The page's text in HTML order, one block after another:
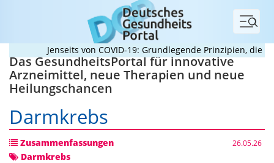
Menü
Jenseits von COVID-19: Grundlegende Prinzipien, die
Das GesundheitsPortal für innovative
Arzneimittel, neue Therapien und neue
Heilungschancen
Darmkrebs
Zusammenfassungen 26.05.26
Darmkrebs